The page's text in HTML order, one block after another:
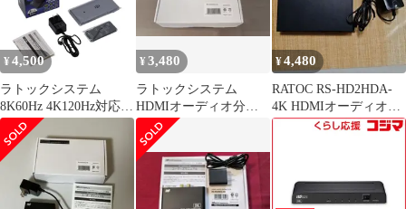
¥ 4,500
ラトックシステム
8K60Hz 4K120Hz対応 4
入力1出力 HDMI切替器
RS-HDSW41-8K HDR
HDCP DTX:X VRR
ALLM 中古 a1
¥3,480
ラトックシステム
HDMIオーディオ分離
器 RS-HD2HDA2-4K
¥4,480
RATOC RS-HD2HDA-
4K HDMIオーディオ分
離器 4K60Hz